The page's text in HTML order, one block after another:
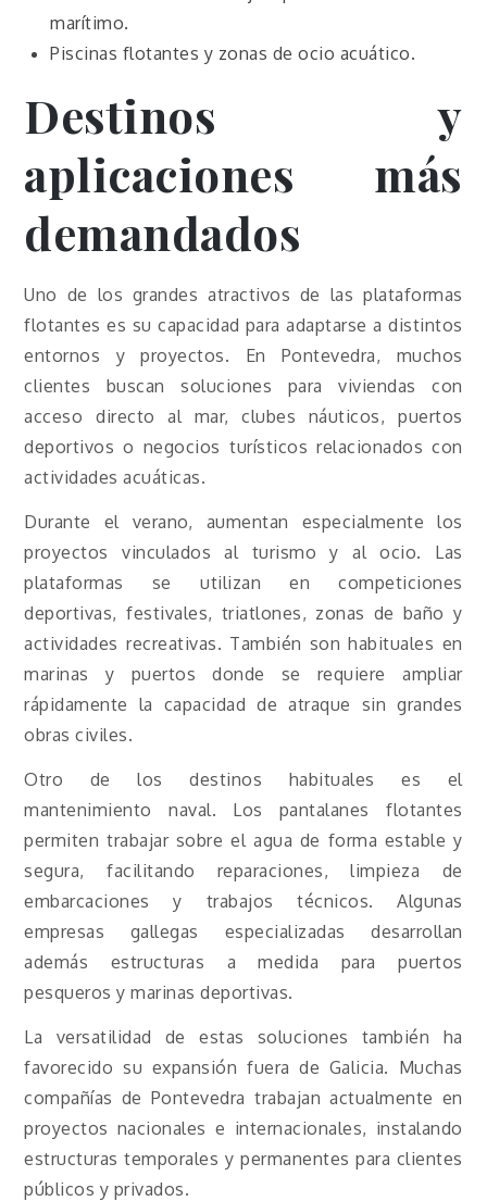
marítimo.
Piscinas flotantes y zonas de ocio acuático.
Destinos y
aplicaciones más
demandados
Uno de los grandes atractivos de las plataformas
flotantes es su capacidad para adaptarse a distintos
entornos y proyectos. En Pontevedra, muchos
clientes buscan soluciones para viviendas con
acceso directo al mar, clubes náuticos, puertos
deportivos o negocios turísticos relacionados con
actividades acuáticas.
Durante el verano, aumentan especialmente los
proyectos vinculados al turismo y al ocio. Las
plataformas se utilizan en competiciones
deportivas, festivales, triatlones, zonas de baño y
actividades recreativas. También son habituales en
marinas y puertos donde se requiere ampliar
rápidamente la capacidad de atraque sin grandes
obras civiles.
Otro de los destinos habituales es el
mantenimiento naval. Los pantalanes flotantes
permiten trabajar sobre el agua de forma estable y
segura, facilitando reparaciones, limpieza de
embarcaciones y trabajos técnicos. Algunas
empresas gallegas especializadas desarrollan
además estructuras a medida para puertos
pesqueros y marinas deportivas.
La versatilidad de estas soluciones también ha
favorecido su expansión fuera de Galicia. Muchas
compañías de Pontevedra trabajan actualmente en
proyectos nacionales e internacionales, instalando
estructuras temporales y permanentes para clientes
públicos y privados.